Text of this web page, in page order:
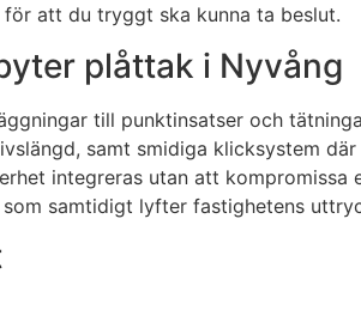
att du tryggt ska kunna ta beslut.
plåttak i Nyvång
till punktinsatser och
samt smidiga klicksystem
integreras utan att
samtidigt lyfter fastighetens